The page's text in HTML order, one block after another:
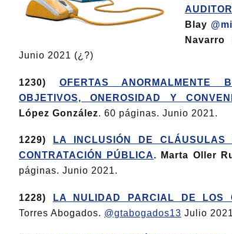
Blay
Navarro
Junio 2021 (¿?)
1230) OFERTAS ANORMALMENTE
OBJETIVOS, ONEROSIDAD Y
López González. 60 páginas. Junio 2021.
1229)
LA INCLUSIÓN DE
CONTRATACIÓN PÚBLICA. Marta Oller
páginas. Junio 2021.
1228) LA NULIDAD PARCIAL DE LOS
Torres Abogados. @gtabogados13 Julio